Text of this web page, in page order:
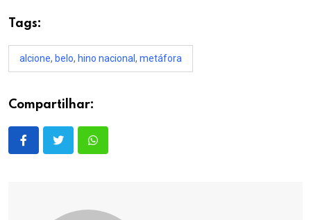
Tags:
alcione, belo, hino nacional , metáfora
Compartilhar: